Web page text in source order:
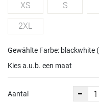
XS S
2XL
Gewählte Farbe: blackwhite
Kies a.u.b. een maat
Aantal